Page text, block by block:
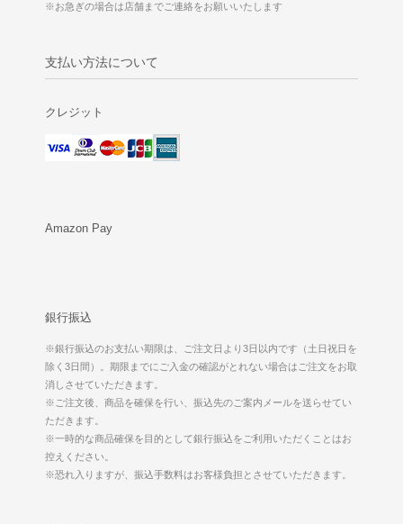
※お急ぎの場合は店舗までご連絡をお願いいたします
支払い方法について
クレジット
Amazon Pay
銀行振込
※銀行振込のお支払い期限は、ご注文日より3日以内です（土日祝日を
除く3日間）。期限までにご入金の確認がとれない場合はご注文をお取
消しさせていただきます。
※ご注文後、商品を確保を行い、振込先のご案内メールを送らせてい
ただきます。
※一時的な商品確保を目的として銀行振込をご利用いただくことはお
控えください。
※恐れ入りますが、振込手数料はお客様負担とさせていただきます。